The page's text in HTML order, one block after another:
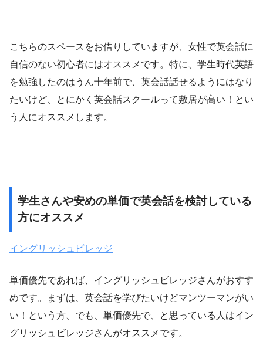
こちらのスペースをお借りしていますが、女性で英会話に
自信のない初心者にはオススメです。特に、学生時代英語
を勉強したのはうん十年前で、英会話話せるようにはなり
たいけど、とにかく英会話スクールって敷居が高い！とい
う人にオススメします。
学生さんや安めの単価で英会話を検討している
方にオススメ
イングリッシュビレッジ
単価優先であれば、イングリッシュビレッジさんがおすす
めです。まずは、英会話を学びたいけどマンツーマンがい
い！という方、でも、単価優先で、と思っている人はイン
グリッシュビレッジさんがオススメです。